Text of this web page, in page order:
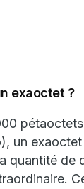
exaoctet ?
un
quantité de